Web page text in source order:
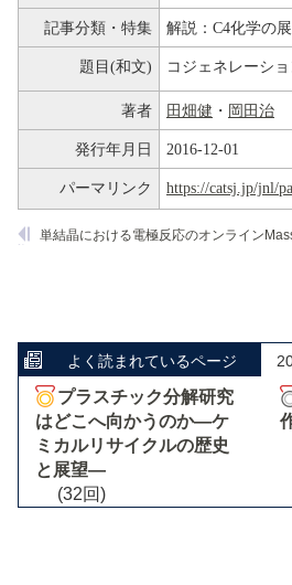
記事分類・特集 解説：C4化学の
題目(和文) コジェネレーシ
著者 田畑健 ・ 岡田治
発行年月日 2016-12-01
パーマリンク https://catsj.jp/jnl/
よく読まれているページ
プラスチック分解研究
はどこへ向かうのか―ケ
ミカルリサイクルの歴史
と展望―
(32回)